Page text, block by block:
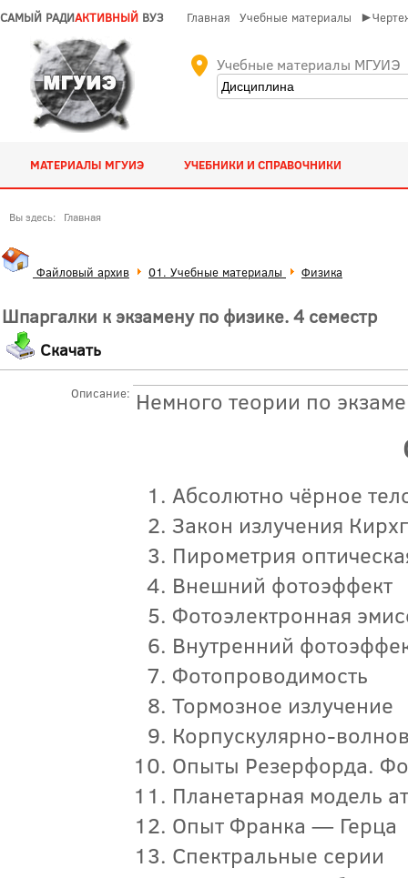
САМЫЙ РАДИАКТИВНЫЙ ВУЗ Главная Учебные материалы
Учебные материалы МГУИЭ
МАТЕРИАЛЫ МГУИЭ УЧЕБНИКИ И СПРАВОЧНИКИ
Вы здесь: Главная
Файловый архив 01. Учебные материалы Физика
Шпаргалки к экзамену по физике. 4 семестр
Скачать
Описание: Немного теории по
Абсолютно чёрное
Закон излучения
Пирометрия
Внешний фотоэффект
Фотоэлектронная
Внутренний
Фотопроводимость
Тормозное излучение
Корпускулярно-
Опыты Резерфорда.
Планетарная модель
Опыт Франка — Герца
Спектральные серии